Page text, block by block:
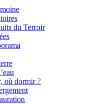
du Terroir
où dormir ?